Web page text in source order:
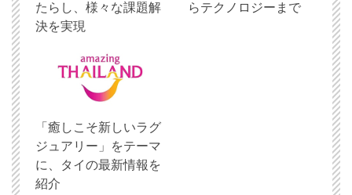
たらし、様々な課題解
決を実現
らテクノロジーまで
「癒しこそ新しいラグ
ジュアリー」をテーマ
に、タイの最新情報を
紹介